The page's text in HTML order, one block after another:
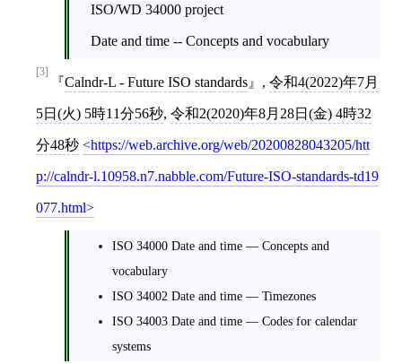
ISO/WD 34000 project
Date and time -- Concepts and vocabulary
[3]
Calndr-L - Future ISO standards , 令和4(2022)年7月
5日(火) 5時11分56秒, 令和2(2020)年8月28日(金) 4時32
分48秒 https://web.archive.org/web/20200828043205/htt
p://calndr-l.10958.n7.nabble.com/Future-ISO-standards-td19
077.html
ISO 34000 Date and time — Concepts and
vocabulary
ISO 34002 Date and time — Timezones
ISO 34003 Date and time — Codes for calendar
systems